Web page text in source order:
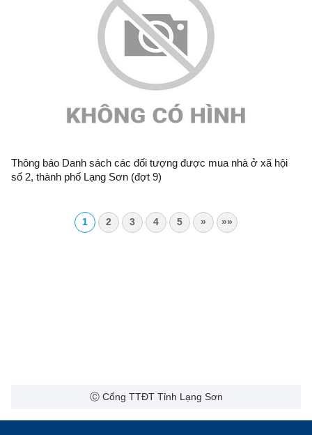
Thông báo Danh sách các đối tượng được mua nhà ở xã hội
số 2, thành phố Lạng Sơn (đợt 9)
1 2 3 4 5 » »»
Ⓒ Cổng TTĐT Tỉnh Lạng Sơn